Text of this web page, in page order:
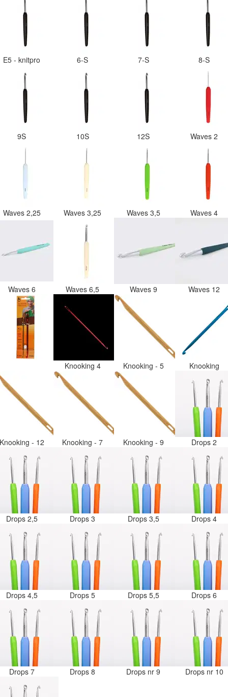
E5 - knitpro 6-S 7-S 8-S
9S 10S 12S Waves 2
Waves 2,25 Waves 3,25 Waves 3,5 Waves 4
Waves 6 Waves 6,5 Waves 9 Waves 12
Knooking 4 Knooking - 5 Knooking
- 12 Knooking - 7 Knooking - 9 Drops 2
Drops 2,5 Drops 3 Drops 3,5 Drops 4
Drops 4,5 Drops 5 Drops 5,5 Drops 6
Drops 7 Drops 8 Drops nr 9 Drops nr 10